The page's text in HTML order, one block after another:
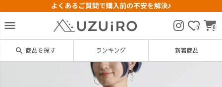
menu 0 0
search 商品を探す ランキング 新着商品